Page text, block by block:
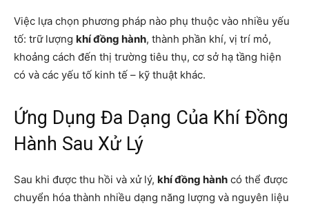
Việc lựa chọn phương pháp nào phụ thuộc vào nhiều yếu
tố: trữ lượng khí đồng hành, thành phần khí, vị trí mỏ,
khoảng cách đến thị trường tiêu thụ, cơ sở hạ tầng hiện
có và các yếu tố kinh tế – kỹ thuật khác.
Ứng Dụng Đa Dạng Của Khí Đồng
Hành Sau Xử Lý
Sau khi được thu hồi và xử lý, khí đồng hành có thể được
chuyển hóa thành nhiều dạng năng lượng và nguyên liệu